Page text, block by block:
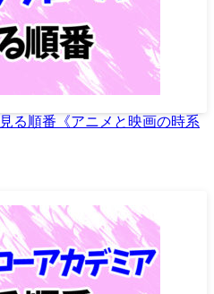
る順番《アニメと映画の時系